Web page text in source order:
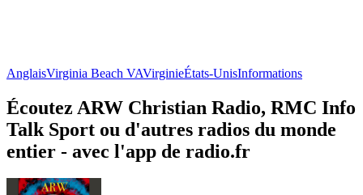
AnglaisVirginia Beach VAVirginieÉtats-UnisInformations
Écoutez ARW Christian Radio, RMC Info
Talk Sport ou d'autres radios du monde
entier - avec l'app de radio.fr